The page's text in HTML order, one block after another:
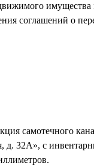
соглашений о
самотечного
д. 32А», с